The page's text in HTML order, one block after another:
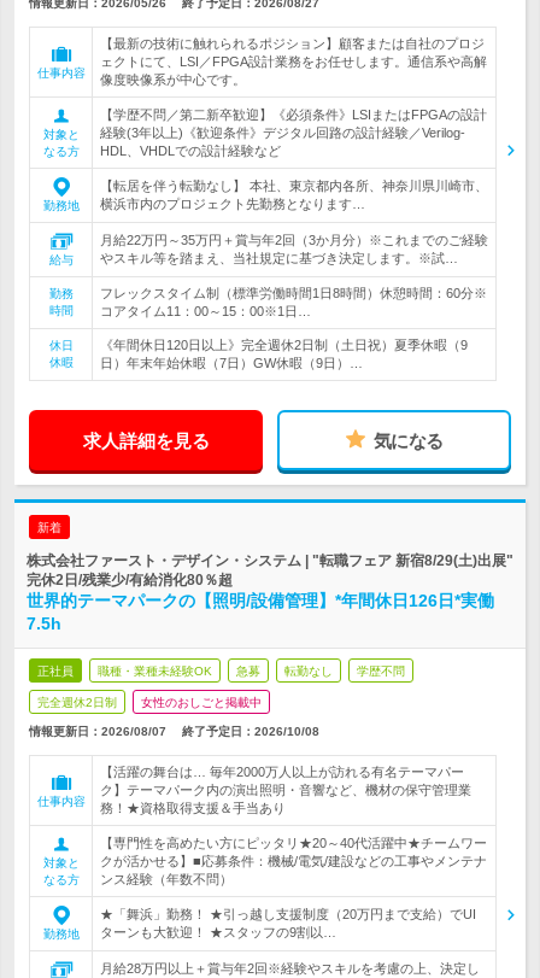
情報更新日：2026/05/26 終了予定日： 2026/08/27
仕事内容
【最新の技術に触れられるポジション】顧客または自社のプロジ
ェクトにて、LSI／FPGA設計業務をお任せします。通信系や高解
像度映像系が中心です。
対象と
なる方
【学歴不問／第二新卒歓迎】《必須条件》LSIまたはFPGAの設計
経験(3年以上)《歓迎条件》デジタル回路の設計経験／Verilog-
HDL、VHDLでの設計経験など
勤務地
【転居を伴う転勤なし】 本社、東京都内各所、神奈川県川崎市、
横浜市内のプロジェクト先勤務となります…
給与
月給22万円～35万円＋賞与年2回（3か月分）※これまでのご経験
やスキル等を踏まえ、当社規定に基づき決定します。※試…
勤務
時間
フレックスタイム制（標準労働時間1日8時間）休憩時間：60分※
コアタイム11：00～15：00※1日…
休日
休暇
《年間休日120日以上》完全週休2日制（土日祝）夏季休暇（9
日）年末年始休暇（7日）GW休暇（9日）…
求人詳細を見る 気になる
新着
株式会社ファースト・デザイン・システム | "転職フェア 新宿8/29(土)出展"
完休2日/残業少/有給消化80％超
世界的テーマパークの【照明/設備管理】*年間休日126日*実働
7.5h
正社員 職種・業種未経験OK 急募 転勤なし 学歴不問
完全週休2日制 女性のおしごと掲載中
情報更新日：2026/08/07 終了予定日： 2026/10/08
仕事内容
【活躍の舞台は… 毎年2000万人以上が訪れる有名テーマパー
ク】テーマパーク内の演出照明・音響など、機材の保守管理業
務！★資格取得支援＆手当あり
対象と
なる方
【専門性を高めたい方にピッタリ★20～40代活躍中★チームワー
クが活かせる】■応募条件：機械/電気/建設などの工事やメンテナ
ンス経験（年数不問）
勤務地
★「舞浜」勤務！ ★引っ越し支援制度（20万円まで支給）でUI
ターンも大歓迎！ ★スタッフの9割以…
月給28万円以上＋賞与年2回※経験やスキルを考慮の上、決定し